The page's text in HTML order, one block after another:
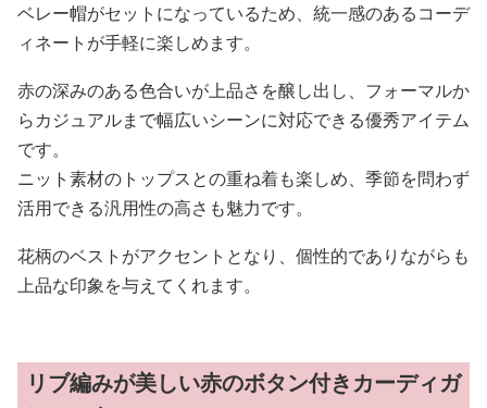
ベレー帽がセットになっているため、統一感のあるコーデ
ィネートが手軽に楽しめます。
赤の深みのある色合いが上品さを醸し出し、フォーマルか
らカジュアルまで幅広いシーンに対応できる優秀アイテム
です。
ニット素材のトップスとの重ね着も楽しめ、季節を問わず
活用できる汎用性の高さも魅力です。
花柄のベストがアクセントとなり、個性的でありながらも
上品な印象を与えてくれます。
リブ編みが美しい赤のボタン付きカーディガ